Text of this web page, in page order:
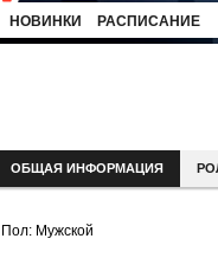
НОВИНКИ РАСПИСАНИЕ
ОБЩАЯ ИНФОРМАЦИЯ
Пол: Мужской